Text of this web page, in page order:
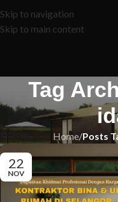
Skip to navigation
Skip to main content
Tag
Home/Posts
22
NOV